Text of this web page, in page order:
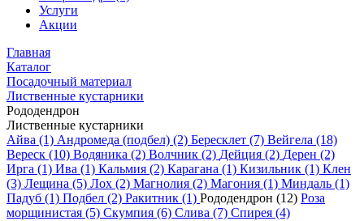
Услуги
Акции
Главная
Каталог
Посадочный материал
Лиственные кустарники
Рододендрон
Лиственные кустарники
Айва (1) Андромеда (подбел) (2) Бересклет (7) Вейгела (18)
Вереск (10) Водяника (2) Волчник (2) Дейция (2) Дерен (2)
Ирга (1) Ива (1) Кальмия (2) Карагана (1) Кизильник (1) Клен
(3) Лещина (5) Лох (2) Магнолия (2) Магония (1) Миндаль (1)
Падуб (1) Подбел (2) Ракитник (1) Рододендрон (12) Роза
морщинистая (5) Скумпия (6) Слива (7) Спирея (4)